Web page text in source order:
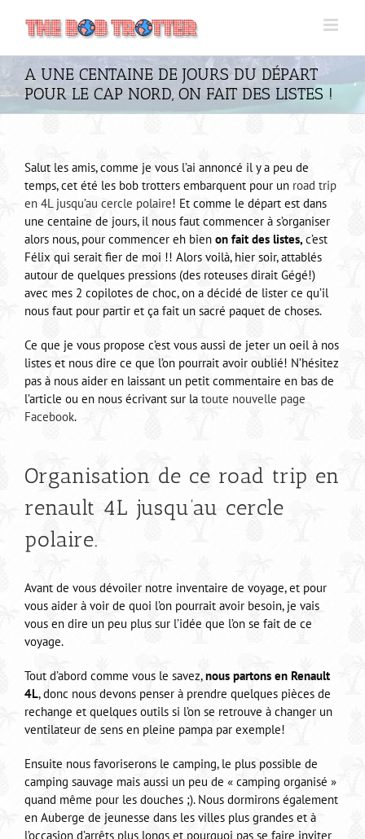
contenu
A UNE CENTAINE DE JOURS DU DÉPART
POUR LE CAP NORD, ON FAIT DES LISTES !
Salut les amis, comme je vous l’ai annoncé il y a peu de
temps, cet été les bob trotters embarquent pour un road trip
en 4L jusqu’au cercle polaire! Et comme le départ est dans
une centaine de jours, il nous faut commencer à s’organiser
alors nous, pour commencer eh bien on fait des listes,c’est
Félix qui serait fier de moi !! Alors voilà, hier soir, attablés
autour de quelques pressions (des roteuses dirait Gégé!)
avec mes 2 copilotes de choc, on a décidé de lister ce qu’il
nous faut pour partir et ça fait un sacré paquet de choses.
Ce que je vous propose c’est vous aussi de jeter un oeil à nos
listes et nous dire ce que l’on pourrait avoir oublié! N’hésitez
pas à nous aider en laissant un petit commentaire en bas de
l’article ou en nous écrivant sur la toute nouvelle page
Facebook.
Organisation de ce road trip en
renault 4L jusqu’au cercle
polaire.
Avant de vous dévoiler notre inventaire de voyage, et pour
vous aider à voir de quoi l’on pourrait avoir besoin, je vais
vous en dire un peu plus sur l’idée que l’on se fait de ce
voyage.
Tout d’abord comme vous le savez,nous partons en Renault
4L, donc nous devons penser à prendre quelques pièces de
rechange et quelques outils si l’on se retrouve à changer un
ventilateur de sens en pleine pampa par exemple!
Ensuite nous favoriserons le camping, le plus possible de
camping sauvage mais aussi un peu de « camping organisé »
quand même pour les douches ;). Nous dormirons également
en Auberge de jeunesse dans les villes plus grandes et à
l’occasion d’arrêts plus longs et pourquoi pas se faire inviter